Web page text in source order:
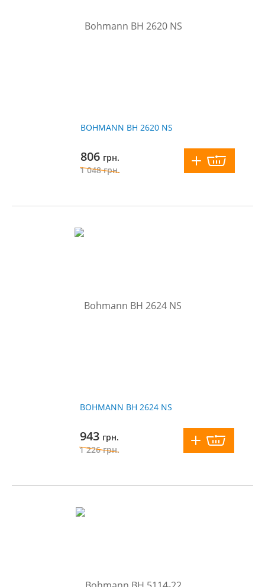
BOHMANN BH 2620 NS
806 грн.
1 048грн.
BOHMANN BH 2624 NS
943 грн.
1 226грн.